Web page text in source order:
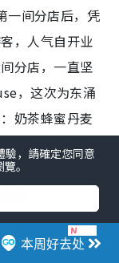
一间分店后，凭
，人气自开业
分店，一直坚
，这次为东涌
奶茶蜂蜜丹麦
软冰激凌和全
茉莉花柠檬气
茶。
本周好去处
，請確定您同意
。